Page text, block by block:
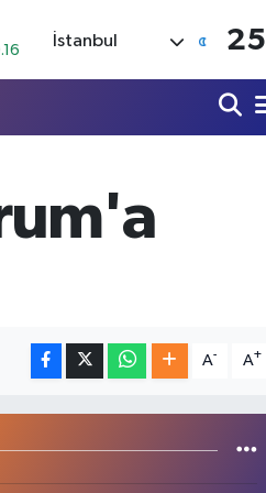
İstanbul 25
A- A+